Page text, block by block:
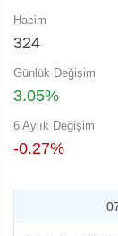
Hacim
324
Günlük Değişim
3.05%
6 Aylık Değişim
-0.27%